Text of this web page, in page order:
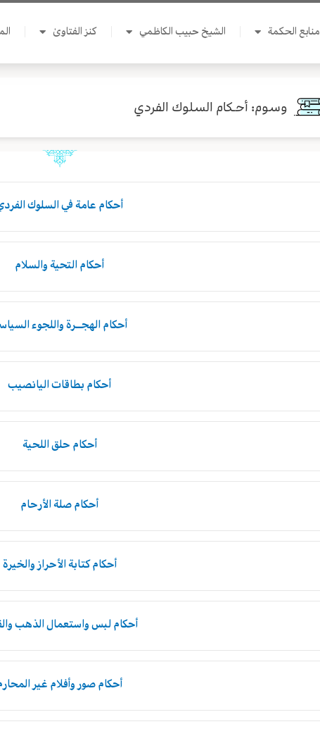
منابع الحكمة الشيخ حبيب الكاظمي كنز الفتاوىٰ
وسوم: أحـكام السلوك الفردي
أحكام عامة في السلوك
أحكام التحية والسلام
أحكام الهجــرة واللجوء
أحكام بطاقات اليانصيب
أحكام حلق اللحية
أحكام صلة الأرحام
أحكام کتابة‌ الأحراز والخيرة
أحكام لبس واستعمال الذهب
أحكام صور وأفلام غير